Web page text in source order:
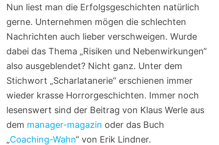
Nun liest man die Erfolgsgeschichten natürlich
gerne. Unternehmen mögen die schlechten
Nachrichten auch lieber verschweigen. Wurde
dabei das Thema „Risiken und Nebenwirkungen“
also ausgeblendet? Nicht ganz. Unter dem
Stichwort „Scharlatanerie“ erschienen immer
wieder krasse Horrorgeschichten. Immer noch
lesenswert sind der Beitrag von Klaus Werle aus
dem manager-magazin oder das Buch
„Coaching-Wahn“ von Erik Lindner.